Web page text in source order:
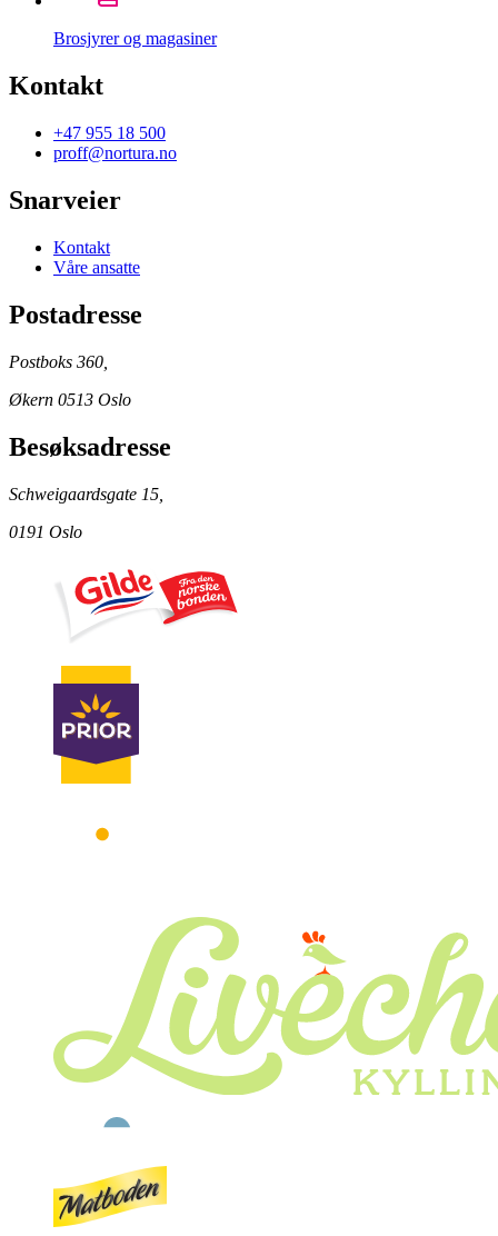
Brosjyrer og magasiner
Kontakt
+47 955 18 500
proff@nortura.no
Snarveier
Kontakt
Våre ansatte
Postadresse
Postboks 360,
Økern 0513 Oslo
Besøksadresse
Schweigaardsgate 15,
0191 Oslo